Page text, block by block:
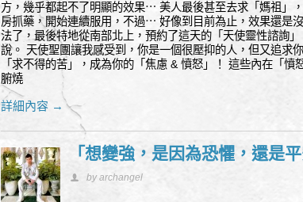
方，幾乎都起不了明顯的效果⋯ 美人最後甚至去求「媽祖」
房抓藥，開始連續服用，不過⋯ 好像到目前為止，效果還是
法了，最後特地從南部北上，預約了這天的「天使靈性諮詢
說。 天使聖團讓我感受到，你是一個很壓抑的人，但又追求
「求不得的苦」，成為你的「焦慮 & 憤怒」！ 這些內在「憤
腑燒
詳細內容 →
「想變強，是因為恐懼，還是平
by archangel